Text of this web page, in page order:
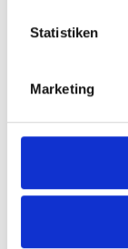
Statistiken
Marketing